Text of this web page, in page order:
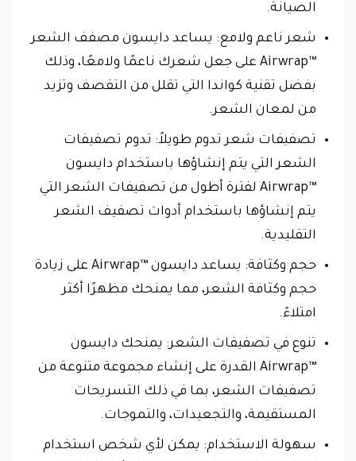
الصيانة.
شعر ناعم ولامع: يساعد دايسون مصفف الشعر
Airwrap™‎ على جعل شعرك ناعمًا ولامعًا، وذلك
بفضل تقنية كواندا التي تقلل من التقصف وتزيد
من لمعان الشعر.
تصفيفات شعر تدوم طويلاً: تدوم تصفيفات
الشعر التي يتم إنشاؤها باستخدام دايسون
Airwrap™‎ لفترة أطول من تصفيفات الشعر التي
يتم إنشاؤها باستخدام أدوات تصفيف الشعر
التقليدية.
حجم وكثافة: يساعد دايسون Airwrap™‎ على زيادة
حجم وكثافة الشعر، مما يمنحك مظهرًا أكثر
امتلاءً.
تنوع في تصفيفات الشعر: يمنحك دايسون
Airwrap™‎ القدرة على إنشاء مجموعة متنوعة من
تصفيفات الشعر، بما في ذلك التسريحات
المستقيمة، والتجعيدات، والتموجات.
سهولة الاستخدام: يمكن لأي شخص استخدام